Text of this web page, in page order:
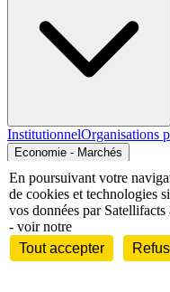
InstitutionnelOrganisations
Economie - Marchés
En poursuivant votre
de cookies et technologies
vos données par
- voir notre
Tout accepter